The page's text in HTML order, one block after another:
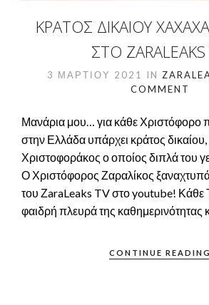
ΚΡΆΤΟΣ ΔΙΚΑΊΟΥ
ΣΤΟ
3 ΜΑΡΤΊΟΥ 2021 IN
COMMENT
Μανάρια μου… για κάθε Χριστόφορο
στην Ελλάδα υπάρχει κράτος δικαίου,
Χριστοφοράκος ο οποίος διπλά του
Ο Χριστόφορος Ζαραλίκος
του ΖaraLeaks TV στο youtube! Κάθε
φαιδρή πλευρά της καθημερινότητας
CONTINUE READING